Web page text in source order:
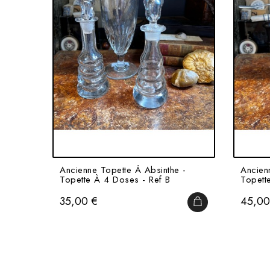
Ancienne Topette À Absinthe -
Topette À 4 Doses - Ref B
Prix
35,00 € AJOUTER AU
Prix